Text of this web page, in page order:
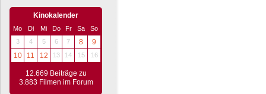
Kinokalender
Mo Di Mi Do Fr Sa
So
3
4 5 6 7 8
9
10
11 12 13 14 15 16
12.669 Beiträge zu
3.883 Filmen im Forum